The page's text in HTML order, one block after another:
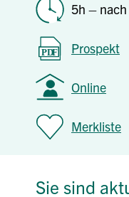
5h – nach
Prospekt
Online
Merkliste
Sie sind